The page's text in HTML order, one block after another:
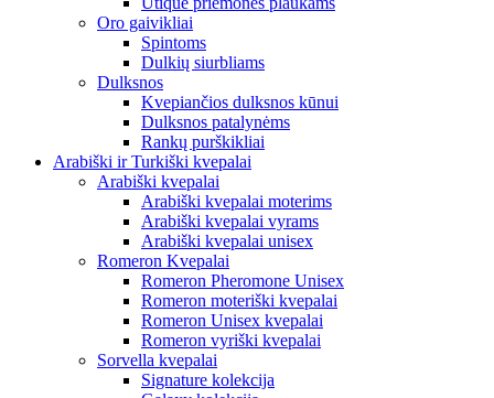
Oro gaivikliai
Spintoms
Dulkių siurbliams
Dulksnos
Kvepiančios dulksnos kūnui
Dulksnos patalynėms
Rankų purškikliai
Arabiški ir Turkiški kvepalai
Arabiški kvepalai
Arabiški kvepalai moterims
Arabiški kvepalai vyrams
Arabiški kvepalai unisex
Romeron Kvepalai
Romeron Pheromone Unisex
Romeron moteriški kvepalai
Romeron Unisex kvepalai
Romeron vyriški kvepalai
Sorvella kvepalai
Signature kolekcija